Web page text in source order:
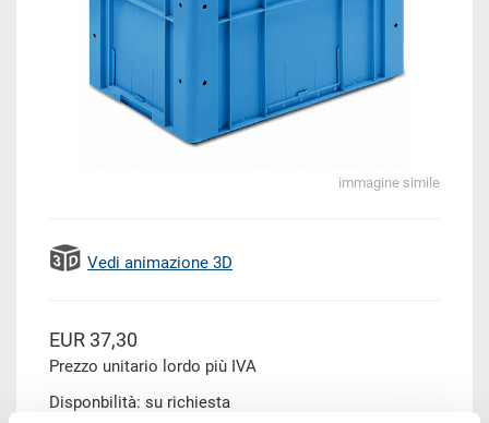
immagine simile
Vedi animazione 3D
EUR 37,30
Prezzo unitario lordo più IVA
Disponbilità: su richiesta